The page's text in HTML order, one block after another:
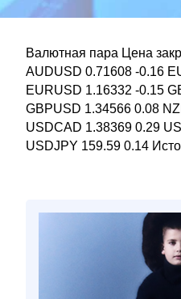
Валютная пара Цена
AUDUSD 0.71608 -0.16
EURUSD 1.16332 -0.15
GBPUSD 1.34566 0.08
USDCAD 1.38369 0.29
USDJPY 159.59 0.14
Контакт»